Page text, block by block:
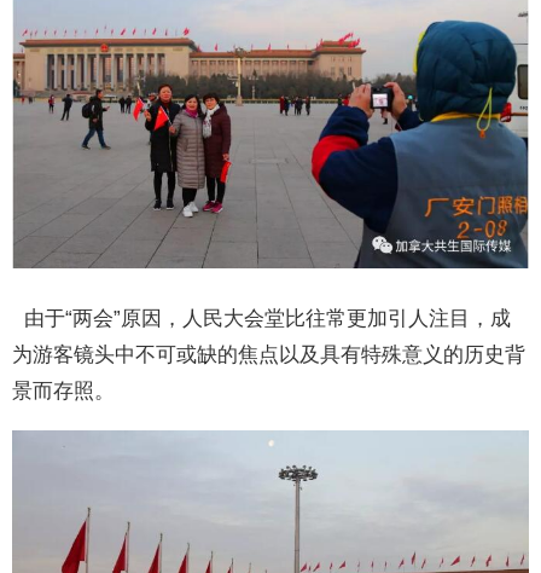
由于“两会”原因，人民大会堂比往常更加引人注目，成
为游客镜头中不可或缺的焦点以及具有特殊意义的历史背
景而存照。